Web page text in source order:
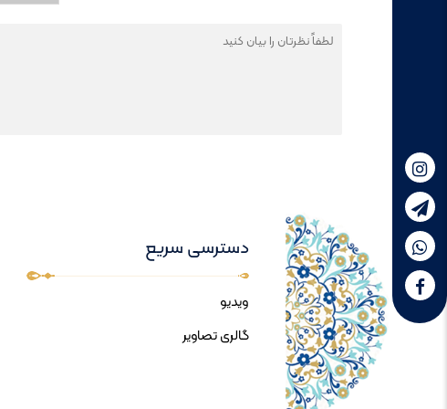
دسترسی سریع
ویدیو
گالری تصاویر